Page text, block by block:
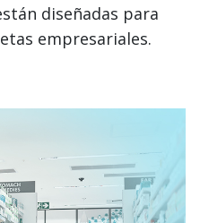
diseñadas para
empresariales.